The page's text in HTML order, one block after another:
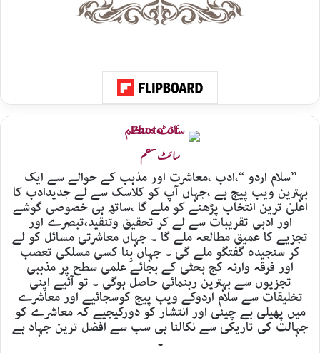
سائٹ منتظم
’’سلام اردو ‘‘،ادب ،معاشرت اور مذہب کے حوالے سے ایک
بہترین ویب پیج ہے ،جہاں آپ کو کلاسک سے لے جدیدادب کا
اعلیٰ ترین انتخاب پڑھنے کو ملے گا ،ساتھ ہی خصوصی گوشے
اور ادبی تقریبات سے لے کر تحقیق وتنقید،تبصرے اور
تجزیے کا عمیق مطالعہ ملے گا ۔ جہاں معاشرتی مسائل کو لے
کر سنجیدہ گفتگو ملے گی ۔ جہاں بِنا کسی مسلکی تعصب
اور فرقہ وارنہ کج بحثی کے بجائے علمی سطح پر مذہبی
تجزیوں سے بہترین رہنمائی حاصل ہوگی ۔ تو آئیے اپنی
تخلیقات سے سلام اردوکے ویب پیج کوسجائیے اور معاشرے
میں پھیلی بے چینی اور انتشار کو دورکیجیے کہ معاشرے کو
جہالت کی تاریکی سے نکالنا ہی سب سے افضل ترین جہاد ہے
۔